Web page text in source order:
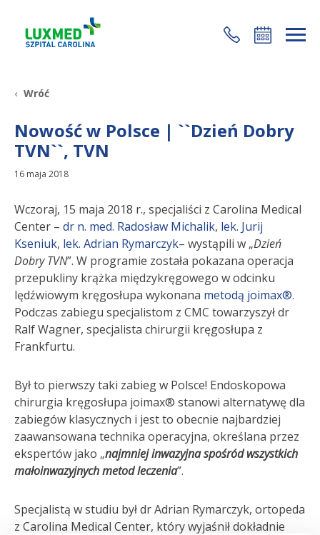
+48 22 35 58 200
Wróć
Nowość w Polsce | ``Dzień Dobry
TVN``, TVN
16 maja 2018
Wczoraj, 15 maja 2018 r., specjaliści z Carolina Medical
Center – dr n. med. Radosław Michalik, lek. Jurij
Kseniuk, lek. Adrian Rymarczyk– wystąpili w „Dzień
Dobry TVN”. W programie została pokazana operacja
przepukliny krążka międzykręgowego w odcinku
lędźwiowym kręgosłupa wykonana metodą joimax®.
Podczas zabiegu specjalistom z CMC towarzyszył dr
Ralf Wagner, specjalista chirurgii kręgosłupa z
Frankfurtu.
Był to pierwszy taki zabieg w Polsce! Endoskopowa
chirurgia kręgosłupa joimax® stanowi alternatywę dla
zabiegów klasycznych i jest to obecnie najbardziej
zaawansowana technika operacyjna, określana przez
ekspertów jako „najmniej inwazyjna spośród wszystkich
małoinwazyjnych metod leczenia”.
Specjalistą w studiu był dr Adrian Rymarczyk, ortopeda
z Carolina Medical Center, który wyjaśnił dokładnie